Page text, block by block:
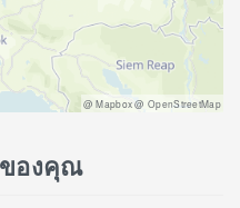
@ Mapbox @ OpenStreetMap
ของคุณ